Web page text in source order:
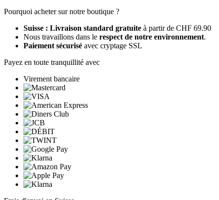
Pourquoi acheter sur notre boutique ?
Suisse : Livraison standard gratuite à partir de CHF 69.90
Nous travaillons dans le respect de notre environnement.
Paiement sécurisé avec cryptage SSL
Payez en toute tranquillité avec
Virement bancaire